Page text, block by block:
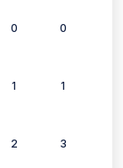
0 0
1 1
2 3